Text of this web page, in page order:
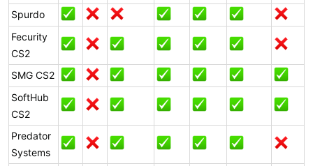
Spurdo
Fecurity
CS2
SMG CS2
SoftHub
CS2
Predator
Systems